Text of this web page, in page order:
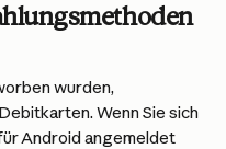
wurden,
Wenn Sie sich
Android angemeldet